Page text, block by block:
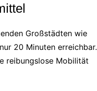
Großstädten wie
20 Minuten erreichbar.
reibungslose Mobilität